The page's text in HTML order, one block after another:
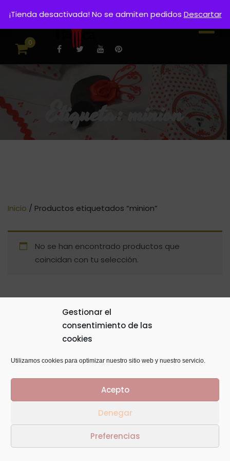
Gestionar el
consentimiento de las
cookies
Utilizamos cookies para optimizar nuestro sitio web y nuestro servicio.
Acepto
Denegar
Preferencias
0
Etiqueta: minion
Inicio / Productos etiquetados “minion”
No se han encontrado productos que
coincidan con tu selección.
© Copyright 2014GTaracido
¡Tienda desactivada! No se admiten pedidos Descartar